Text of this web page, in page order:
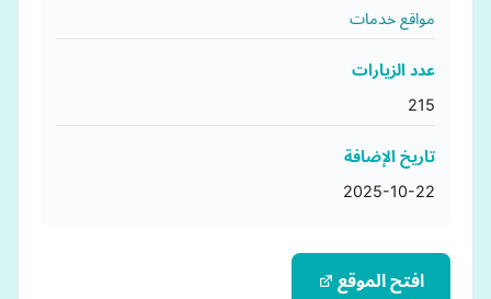
مواقع خدمات
عدد الزيارات
215
تاريخ الإضافة
2025-10-22
افتح الموقع